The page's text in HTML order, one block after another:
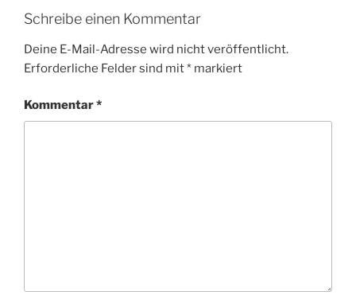
Schreibe einen Kommentar
Deine E-Mail-Adresse wird nicht veröffentlicht.
Erforderliche Felder sind mit* markiert
Kommentar*